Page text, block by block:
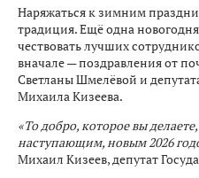
Наряжаться к зимним
традиция. Ещё одна
чествовать лучших
вначале — поздравления от
Светланы Шмелёвой и
Михаила Кизеева.
«То добро, которое вы
наступающим, новым 2026
Михаил Кизеев, депутат